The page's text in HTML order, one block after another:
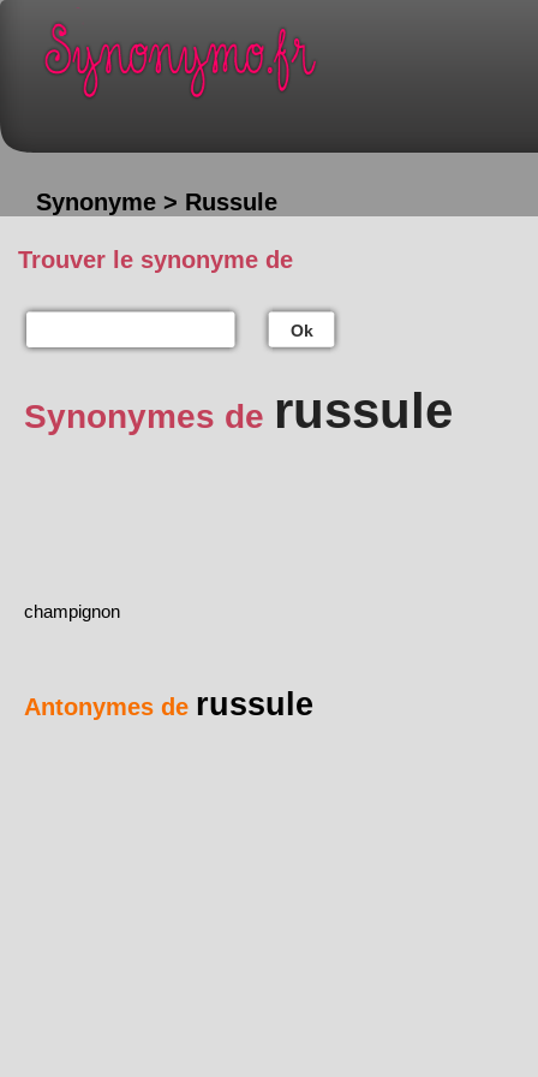
Synonyme > Russule
Trouver le synonyme de
Ok
Synonymes de russule
champignon
Antonymes de russule